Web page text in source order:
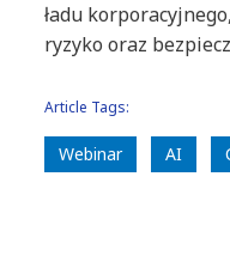
ładu
ryzyko oraz
Article Tags:
Webinar AI